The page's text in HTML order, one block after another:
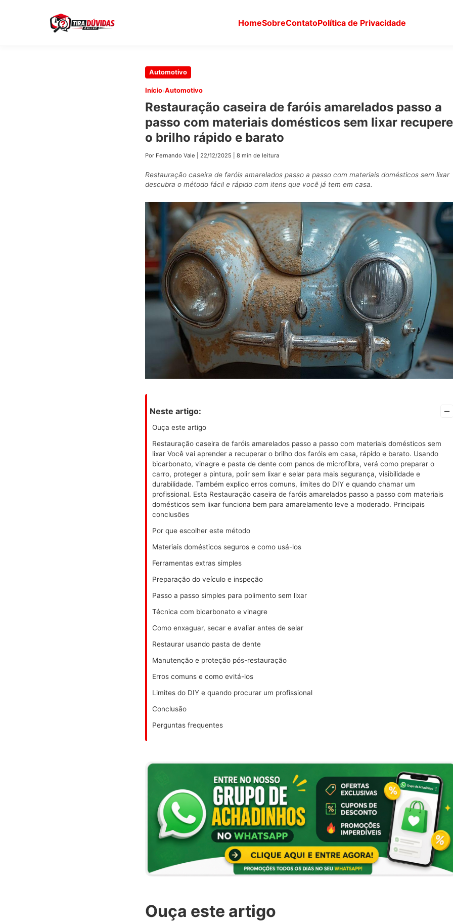
HomeSobreContatoPolítica de Privacidade
Automotivo
Início›Automotivo
Restauração caseira de faróis amarelados passo a
passo com materiais domésticos sem lixar recupere
o brilho rápido e barato
Por Fernando Vale 22/12/2025 8 min de leitura
Restauração caseira de faróis amarelados passo a passo com materiais domésticos sem lixar
descubra o método fácil e rápido com itens que você já tem em casa.
Neste artigo: –
Ouça este artigo
Restauração caseira de faróis amarelados passo a passo com materiais domésticos sem
lixar Você vai aprender a recuperar o brilho dos faróis em casa, rápido e barato. Usando
bicarbonato, vinagre e pasta de dente com panos de microfibra, verá como preparar o
carro, proteger a pintura, polir sem lixar e selar para mais segurança, visibilidade e
durabilidade. Também explico erros comuns, limites do DIY e quando chamar um
profissional. Esta Restauração caseira de faróis amarelados passo a passo com materiais
domésticos sem lixar funciona bem para amarelamento leve a moderado. Principais
conclusões
Por que escolher este método
Materiais domésticos seguros e como usá-los
Ferramentas extras simples
Preparação do veículo e inspeção
Passo a passo simples para polimento sem lixar
Técnica com bicarbonato e vinagre
Como enxaguar, secar e avaliar antes de selar
Restaurar usando pasta de dente
Manutenção e proteção pós-restauração
Erros comuns e como evitá-los
Limites do DIY e quando procurar um profissional
Conclusão
Perguntas frequentes
Ouça este artigo